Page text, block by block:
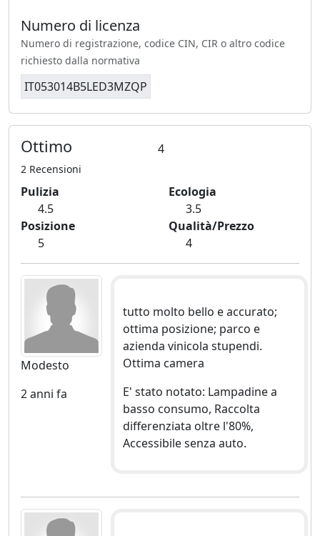
Numero di licenza
Numero di registrazione, codice CIN, CIR o altro codice
richiesto dalla normativa
IT053014B5LED3MZQP
Ottimo 4
2 Recensioni
Pulizia
4.5
Ecologia
3.5
Posizione
5
Qualità/Prezzo
4
Modesto
2 anni fa
tutto molto bello e accurato;
ottima posizione; parco e
azienda vinicola stupendi.
Ottima camera
E' stato notato: Lampadine a
basso consumo, Raccolta
differenziata oltre l'80%,
Accessibile senza auto.